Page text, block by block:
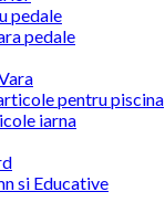
pedale
pedale
pentru piscina
iarna
si Educative